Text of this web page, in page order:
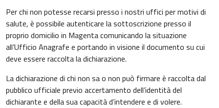
Per chi non potesse recarsi presso i nostri uffici per motivi di
salute, è possibile autenticare la sottoscrizione presso il
proprio domicilio in Magenta comunicando la situazione
all’Ufficio Anagrafe e portando in visione il documento su cui
deve essere raccolta la dichiarazione.
La dichiarazione di chi non sa o non può firmare è raccolta dal
pubblico ufficiale previo accertamento dell’identità del
dichiarante e della sua capacità d’intendere e di volere.